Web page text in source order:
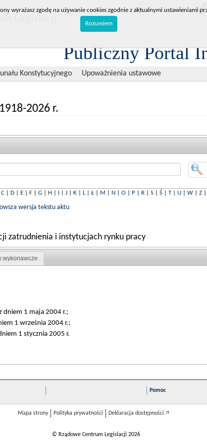
BIP RPL
Publiczny Portal
Konstytucyjnego Upoważnienia ustawowe
2026 r.
C| D| E| F| G| H| I| J| K| L| Ł| M N| O| P| R| S| Ś| T| U| W| Z|
wersja tekstu aktu
zatrudnienia i instytucjach rynku pracy
wykonawcze
dniem 1 maja 2004 r.;
1 września 2004 r.;
1 stycznia 2005 r.
Pomoc
Mapa strony Polityka prywatności Deklaracja dostępności 🡥
© Rządowe Centrum Legislacji 2026
wyrażasz zgodę na używanie cookies zgodnie z aktualnymi ustawieniami
Rozumiem